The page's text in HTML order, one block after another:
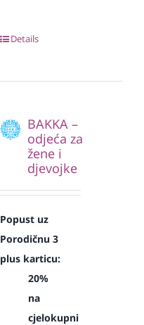
Details
BAKKA –
odjeća za
žene i
djevojke
Popust uz
Porodičnu 3
plus karticu:
20%
na
cjelokupni